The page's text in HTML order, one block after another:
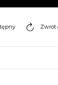
Zwrot